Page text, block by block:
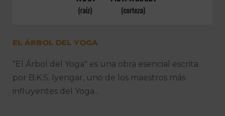
EL ÁRBOL DEL YOGA
"El Árbol del Yoga" es una obra esencial escrita
por B.K.S. Iyengar, uno de los maestros más
influyentes del Yoga...